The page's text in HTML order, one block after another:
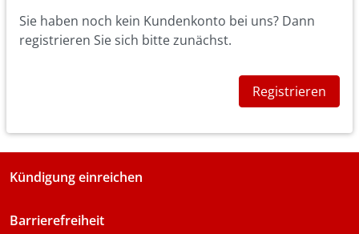
Sie haben noch kein Kundenkonto bei uns? Dann
registrieren Sie sich bitte zunächst.
Registrieren
Kündigung einreichen
Barrierefreiheit